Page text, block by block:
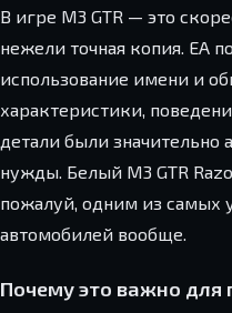
В игре M3 GTR — это
нежели точная копия. EA
использование имени и
характеристики,
детали были значительно
нужды. Белый M3 GTR
пожалуй, одним из самых
автомобилей вообще.
Почему это важно для